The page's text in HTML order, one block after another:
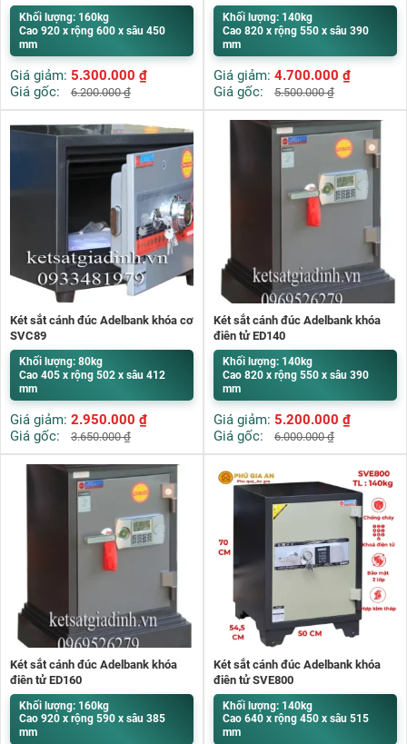
Khối lượng: 160kg
Cao 920 x rộng 600 x sâu 450
mm
Giá giảm: 5.300.000 ₫
Giá gốc:
6.200.000₫
Khối lượng: 140kg
Cao 820 x rộng 550 x sâu 390
mm
Giá giảm: 4.700.000 ₫
Giá gốc:
5.500.000₫
Két sắt cánh đúc Adelbank khóa cơ
SVC89
Khối lượng: 80kg
Cao 405 x rộng 502 x sâu 412
mm
Giá giảm: 2.950.000 ₫
Giá gốc:
3.650.000₫
Két sắt cánh đúc Adelbank khóa
điện tử ED140
Khối lượng: 140kg
Cao 820 x rộng 550 x sâu 390
mm
Giá giảm: 5.200.000 ₫
Giá gốc:
6.000.000₫
Két sắt cánh đúc Adelbank khóa
điện tử ED160
Khối lượng: 160kg
Cao 920 x rộng 590 x sâu 385
mm
Két sắt cánh đúc Adelbank khóa
điện tử SVE800
Khối lượng: 140kg
Cao 640 x rộng 450 x sâu 515
mm